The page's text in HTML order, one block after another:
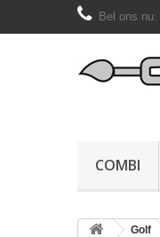
Bel ons nu:
COMBI
Golf